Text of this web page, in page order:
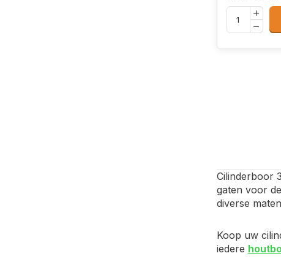
Cilinderboor
gaten voor
diverse
Koop uw
iedere